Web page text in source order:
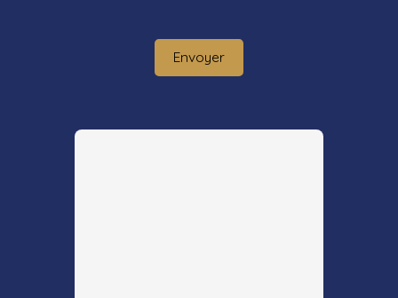
Envoyer